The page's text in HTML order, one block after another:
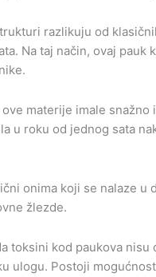
razlikuju od
Na taj način, ovaj pauk
materije imale
u roku od jednog sata
onima koji se nalaze u
žlezde.
toksini kod paukova nisu
ulogu. Postoji